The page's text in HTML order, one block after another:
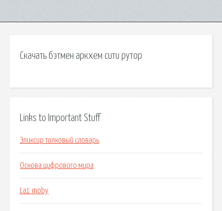
Скачать бэтмен аркхем сити рутор
Links to Important Stuff
Эликсир толковый словарь
Основа цифрового мира
La1 moby